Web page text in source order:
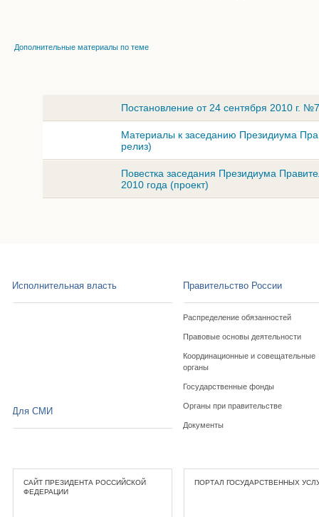
Дополнительные материалы по теме
Постановление от 24 сентября 2010 г.
Материалы к заседанию Президиума
релиз)
Повестка заседания Президиума
2010 года (проект)
Исполнительная власть Правительство России
Распределение обязанностей
Правовые основы деятельности
Координационные и совещательные
органы
Государственные фонды
Органы при правительстве
Документы
Для СМИ
САЙТ ПРЕЗИДЕНТА РОССИЙСКОЙ
ФЕДЕРАЦИИ
ПОРТАЛ ГОСУДАРСТВЕННЫХ